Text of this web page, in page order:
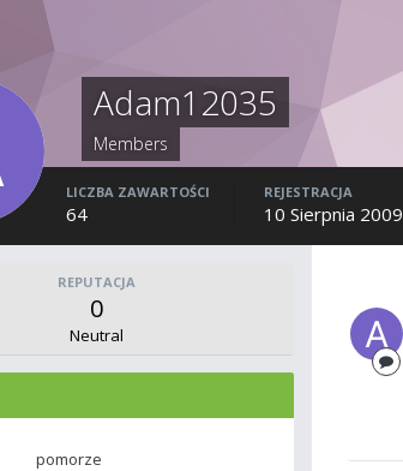
Adam12035
Members
LICZBA ZAWARTOŚCI
64
REJESTRACJA
10 Sierpnia 2009
REPUTACJA
0
Neutral
pomorze